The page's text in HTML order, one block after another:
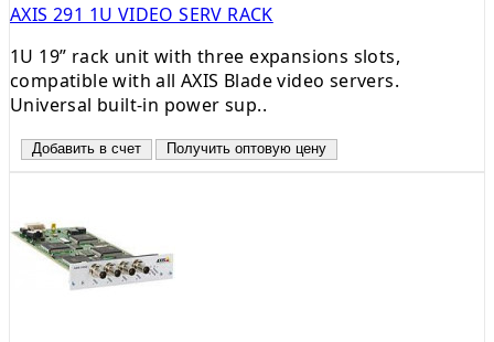
AXIS 291 1U VIDEO SERV RACK
1U 19” rack unit with three expansions slots,
compatible with all AXIS Blade video servers.
Universal built-in power sup..
Добавить в счет Получить оптовую цену